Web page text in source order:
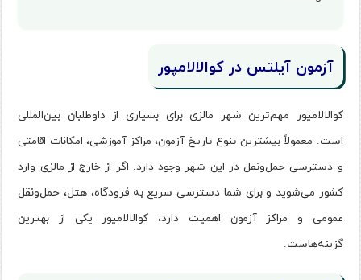
آزمون آیلتس در کوالالامپور
کوالالامپور مهم‌ترین شهر مالزی برای بسیاری از داوطلبان بین‌المللی
است. معمولاً بیشترین تنوع تاریخ آزمون، مراکز آموزشی، امکانات اقامتی
و دسترسی حمل‌ونقل در این شهر وجود دارد. اگر از خارج از مالزی وارد
کشور می‌شوید و برای شما دسترسی سریع به فرودگاه، هتل، حمل‌ونقل
عمومی و مراکز آزمون اهمیت دارد، کوالالامپور یکی از بهترین
گزینه‌هاست.